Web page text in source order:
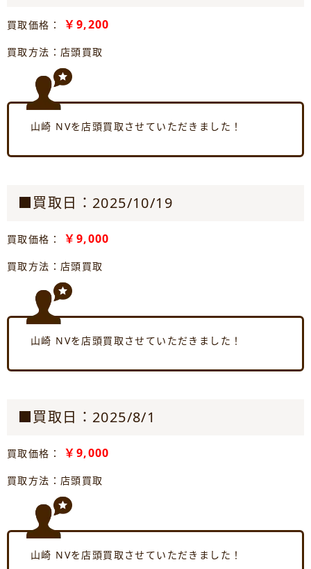
買取価格： ￥9,200
買取方法：店頭買取
山崎 NVを店頭買取させていただきました！
■買取日：2025/10/19
買取価格： ￥9,000
買取方法：店頭買取
山崎 NVを店頭買取させていただきました！
■買取日：2025/8/1
買取価格： ￥9,000
買取方法：店頭買取
山崎 NVを店頭買取させていただきました！